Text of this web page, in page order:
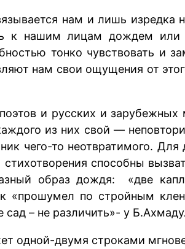
нам и лишь изредка
к нашим лицам дождем или
тонко чувствовать и
нам свои ощущения от
и русских и зарубежных
из них свой —
чего-то неотвратимого.
способны
образ дождя: «две
«прошумел по стройным
сад – не различить»- у
одной-двумя строками